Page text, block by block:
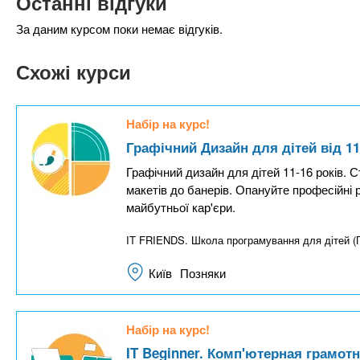
За даним курсом поки немає відгуків.
Схожі курси
Набір на курс!
Графічний Дизайн для дітей від
Графічний дизайн для дітей 11-16 років.
макетів до банерів. Опануйте
майбутньої кар'єри.
IT FRIENDS. Школа програмування для
Київ Позняки
Набір на курс!
IT Beginner. Комп'ютерная